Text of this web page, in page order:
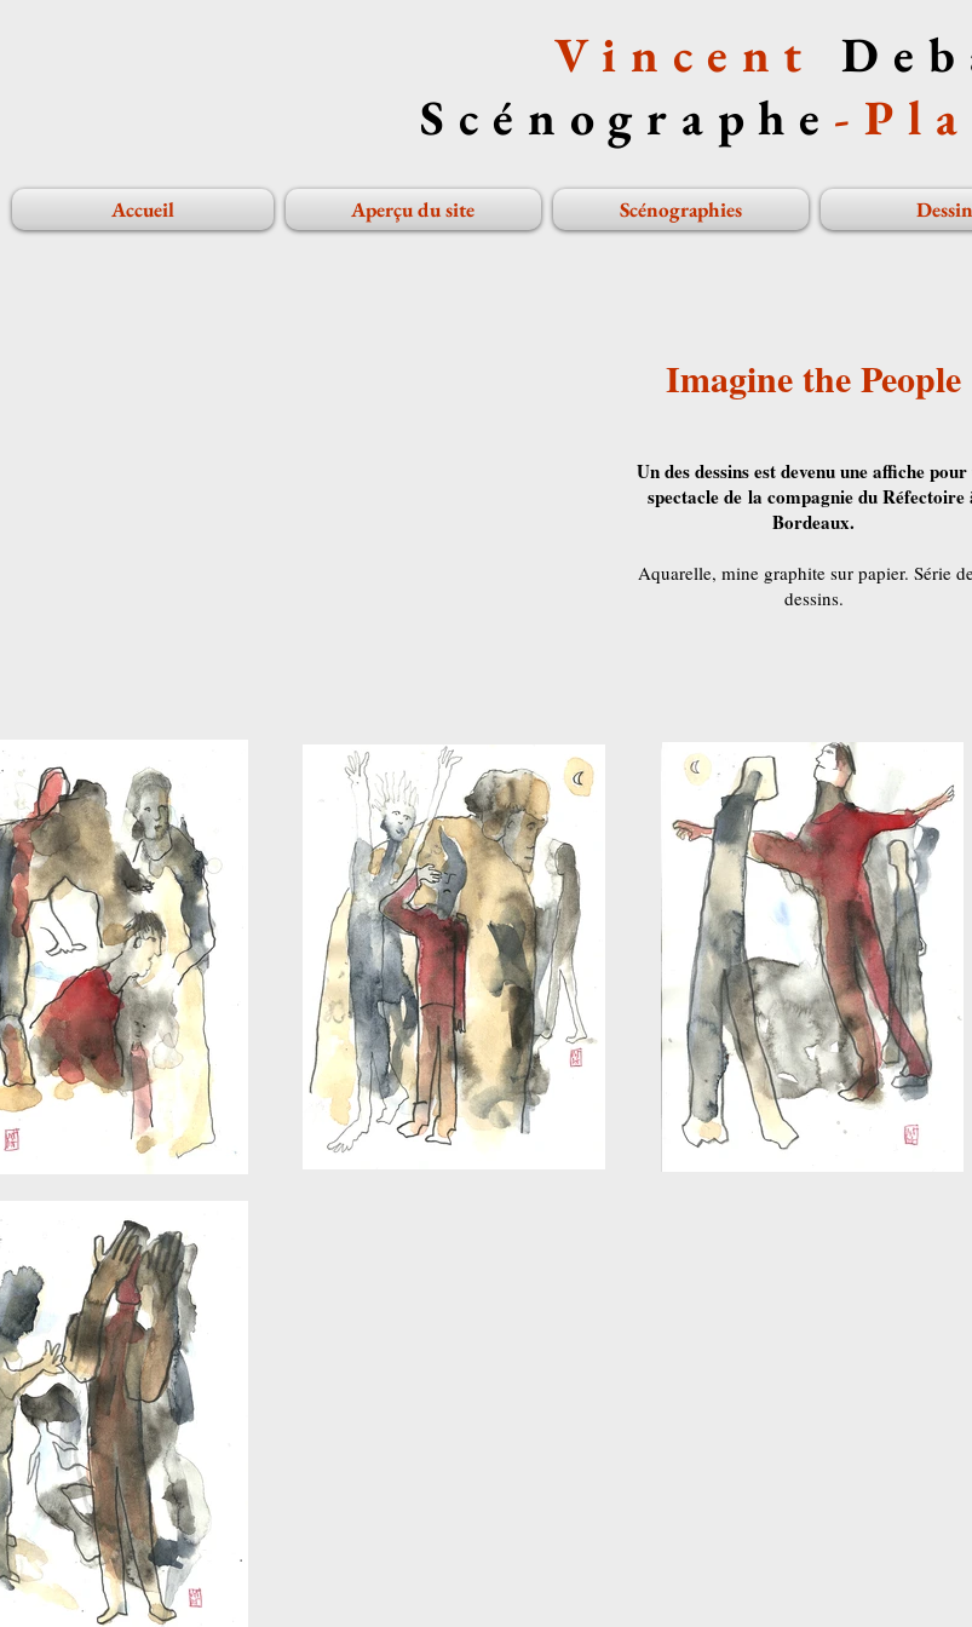
Vincent
Scénographe -
Accueil Aperçu du site Scénographies
Imagine the People
Un des dessins est devenu une affiche pour
spectacle de la compagnie du Réfectoire
Bordeaux.
Aquarelle, mine graphite sur papier. Série
dessins.